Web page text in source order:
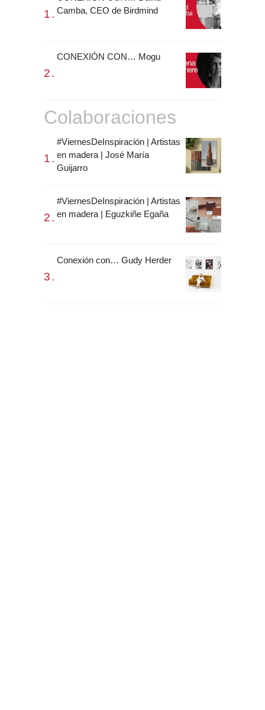
Camba, CEO de Birdmind
CONEXIÓN CON… Mogu
Colaboraciones
#ViernesDeInspiración | Artistas
en madera | José María
Guijarro
#ViernesDeInspiración | Artistas
en madera | Eguzkiñe Egaña
Conexión con… Gudy Herder